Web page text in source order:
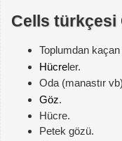
Cells türkçesi
Toplumdan kaçan
Hücreler.
Oda (manastır
Göz.
Hücre.
Petek gözü.